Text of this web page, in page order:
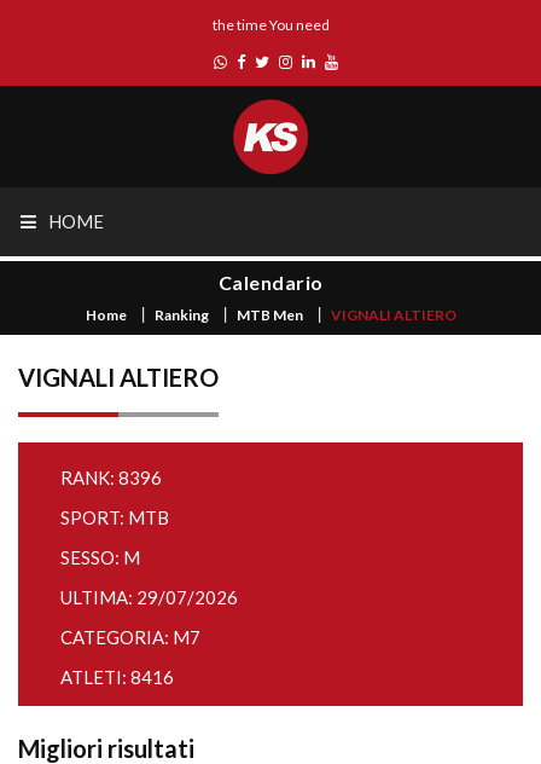
the time You need
HOME
Calendario
Home Ranking MTB Men VIGNALI ALTIERO
VIGNALI ALTIERO
RANK: 8396
SPORT: MTB
SESSO: M
ULTIMA: 29/07/2026
CATEGORIA: M7
ATLETI: 8416
Migliori risultati